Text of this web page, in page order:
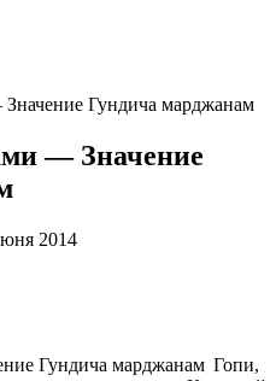
Гундича марджанам
— Значение
2014
Гопи,